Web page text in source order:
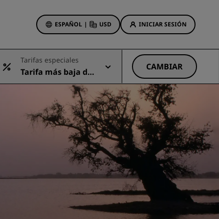
ESPAÑOL | USD INICIAR SESIÓN
Ofertas de hotel
Descubre nuestras ofertas
A la primera va la vencida
Ofertas especiales
Reservar con antelación
Consultar nuestros paquetes
Hoteles para familias
Tarifas especiales
Tarifa más baja dis
ponible
CAMBIAR